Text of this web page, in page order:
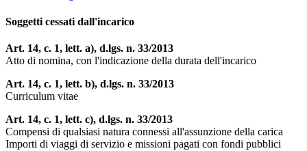
Soggetti cessati dall'incarico
Art. 14, c. 1, lett. a), d.lgs. n. 33/2013
Atto di nomina, con l'indicazione della durata dell'incarico
Art. 14, c. 1, lett. b), d.lgs. n. 33/2013
Curriculum vitae
Art. 14, c. 1, lett. c), d.lgs. n. 33/2013
Compensi di qualsiasi natura connessi all'assunzione della carica
Importi di viaggi di servizio e missioni pagati con fondi pubblici